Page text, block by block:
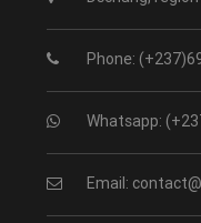
Phone:
Whatsapp:
Email: